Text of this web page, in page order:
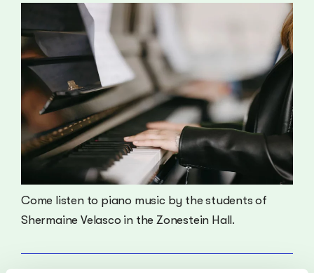
Come listen to piano music by the students of
Shermaine Velasco in the Zonestein Hall.